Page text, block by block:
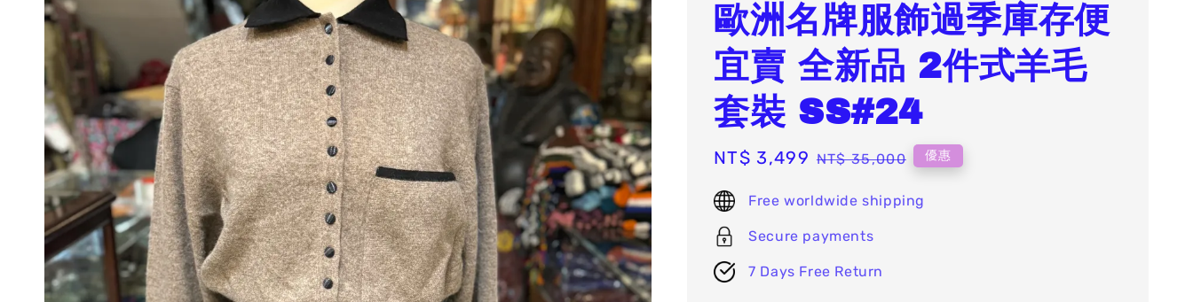
歐洲名牌服飾過季庫存便
宜賣 全新品 2件式羊毛
套裝 SS#24
Sale
NT$ 3,499 Regular
NT$ 35,000 優惠
Free worldwide shipping
Secure payments
7 Days Free Return